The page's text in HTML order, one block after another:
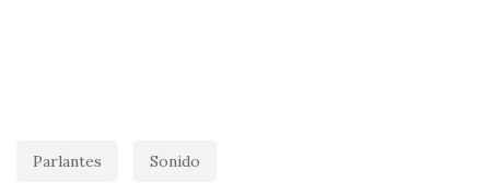
Parlantes Sonido